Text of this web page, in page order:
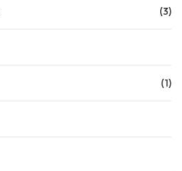
(3)
(1)